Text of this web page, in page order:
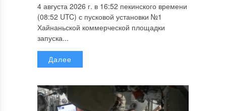
4 августа 2026 г. в 16:52 пекинского времени
(08:52 UTC) с пусковой установки №1
Хайнаньской коммерческой площадки
запуска...
Далее